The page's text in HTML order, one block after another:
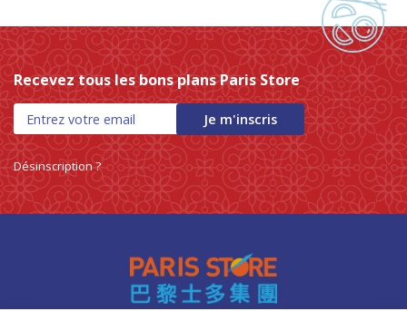
Recevez tous les bons plans Paris Store
Je m'inscris
Désinscription ?